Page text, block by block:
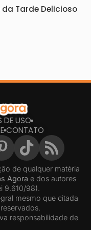
Tarde Delicioso
DE USO
CONTATO
de qualquer matéria
Agora e dos autores
9.610/98).
mesmo que citada
responsabilidade de